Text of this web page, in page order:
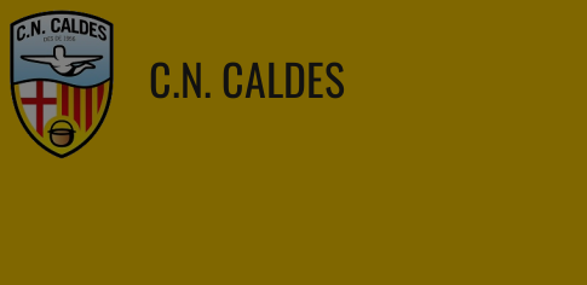
C.N. CALDES